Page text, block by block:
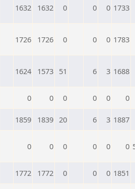
1632 1632 0 0 0 1733
1726 1726 0 0 0 1783
1624 1573 51 6 3 1688
0 0 0 0 0 0
1859 1839 20 6 3 1887
0 0 0 0 0 0
1772 1772 0 0 0 1851